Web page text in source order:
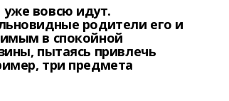
вовсю идут.
родители его и
в спокойной
пытаясь привлечь
три предмета